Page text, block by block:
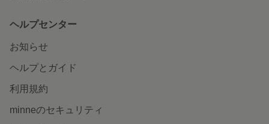
ヘルプセンター
お知らせ
ヘルプとガイド
利用規約
minneのセキュリティ